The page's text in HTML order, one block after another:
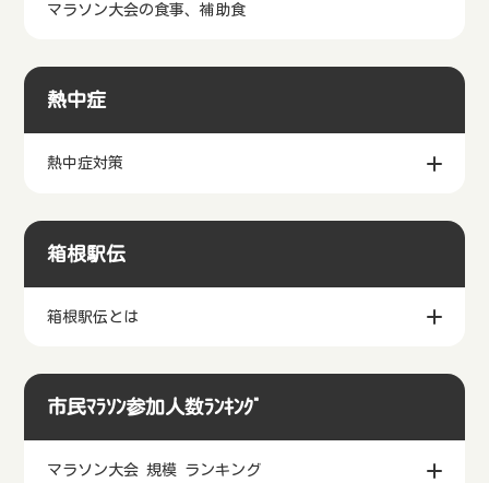
マラソン大会の食事、補助食
熱中症
熱中症対策
箱根駅伝
箱根駅伝とは
市民ﾏﾗｿﾝ参加人数ﾗﾝｷﾝｸﾞ
マラソン大会 規模 ランキング